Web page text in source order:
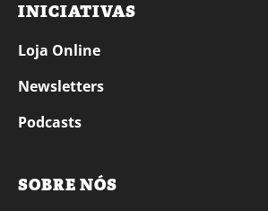
INICIATIVAS
Loja Online
Newsletters
Podcasts
SOBRE NÓS